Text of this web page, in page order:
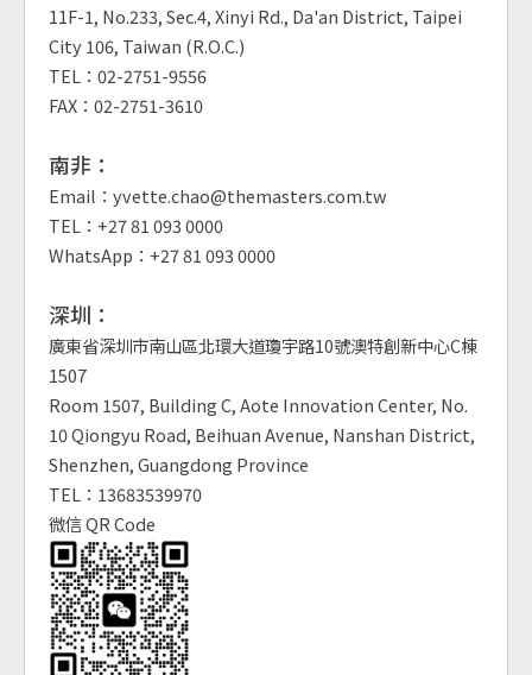
11F-1, No.233, Sec.4, Xinyi Rd., Da'an District, Taipei
City 106, Taiwan (R.O.C.)
TEL：02-2751-9556
FAX：02-2751-3610
南非：
Email：yvette.chao@themasters.com.tw
TEL：+27 81 093 0000
WhatsApp：+27 81 093 0000
深圳：
廣東省深圳市南山區北環大道瓊宇路10號澳特創新中心C棟
1507
Room 1507, Building C, Aote Innovation Center, No.
10 Qiongyu Road, Beihuan Avenue, Nanshan District,
Shenzhen, Guangdong Province
TEL：13683539970
微信 QR Code